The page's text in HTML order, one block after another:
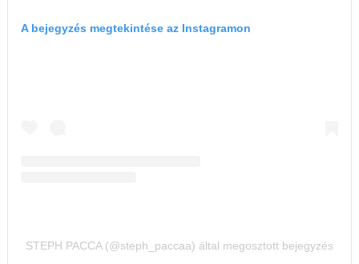
A bejegyzés megtekintése az Instagramon
STEPH PACCA (@steph_paccaa) által megosztott bejegyzés